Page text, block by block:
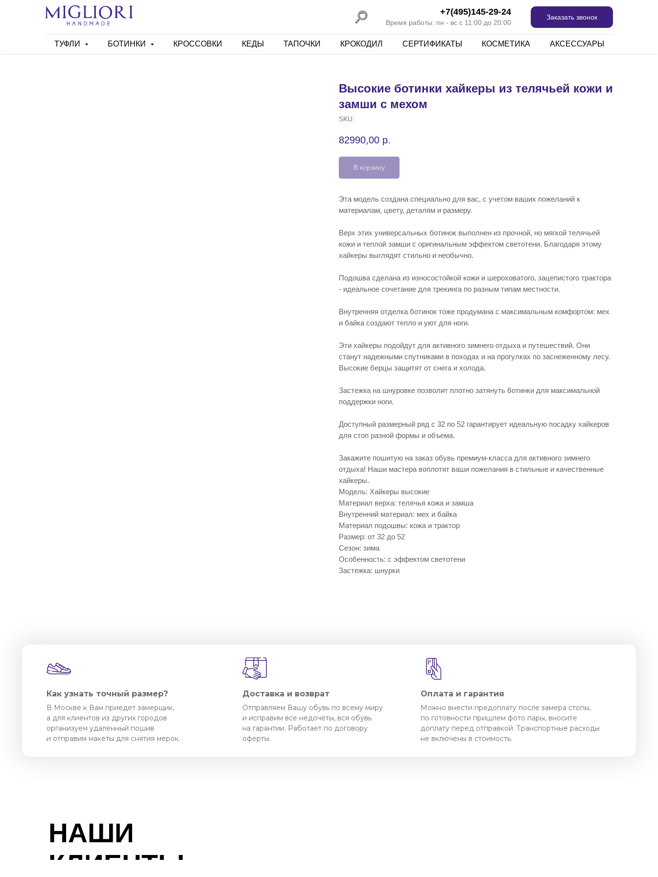
+7(495)145-29-24
Время работы: пн - вс с 11:00 до 20:00
Заказать звонок
ТУФЛИ БОТИНКИ КРОССОВКИ КЕДЫ ТАПОЧКИ КРОКОДИЛ СЕРТИФИКАТЫ КОСМЕТИКА АКСЕССУАРЫ
Высокие ботинки хайкеры из телячьей кожи и
замши с мехом
SKU:
82990,00 р.
В корзину
Эта модель создана специально для вас, с учетом ваших пожеланий к
материалам, цвету, деталям и размеру.
Верх этих универсальных ботинок выполнен из прочной, но мягкой телячьей
кожи и теплой замши с оригинальным эффектом светотени. Благодаря этому
хайкеры выглядят стильно и необычно.
Подошва сделана из износостойкой кожи и шероховатого, зацепистого трактора
- идеальное сочетание для трекинга по разным типам местности.
Внутренняя отделка ботинок тоже продумана с максимальным комфортом: мех
и байка создают тепло и уют для ноги.
Эти хайкеры подойдут для активного зимнего отдыха и путешествий. Они
станут надежными спутниками в походах и на прогулках по заснеженному лесу.
Высокие берцы защитят от снега и холода.
Застежка на шнуровке позволит плотно затянуть ботинки для максимальной
поддержки ноги.
Доступный размерный ряд с 32 по 52 гарантирует идеальную посадку хайкеров
для стоп разной формы и объема.
Закажите пошитую на заказ обувь премиум-класса для активного зимнего
отдыха! Наши мастера воплотят ваши пожелания в стильные и качественные
хайкеры.
Модель: Хайкеры высокие
Материал верха: телячья кожа и замша
Внутренний материал: мех и байка
Материал подошвы: кожа и трактор
Размер: от 32 до 52
Сезон: зима
Особенность: с эффектом светотени
Застежка: шнурки
Доставка и возврат
В Москве к Вам приедет замерщик,
а для клиентов из других городов
организуем удаленный пошив
и отправим макеты для снятия мерок.
Как узнать точный размер?
Отправляем Вашу обувь по всему миру
и исправим все недочёты, вся обувь
на гарантии. Работает по договору
оферты.
Оплата и гарантия
Можно внести предоплату после замера стопы,
по готовности пришлем фото пары, вносите
доплату перед отправкой. Транспортные расходы
не включены в стоимость.
НАШИ
КЛИЕНТЫ